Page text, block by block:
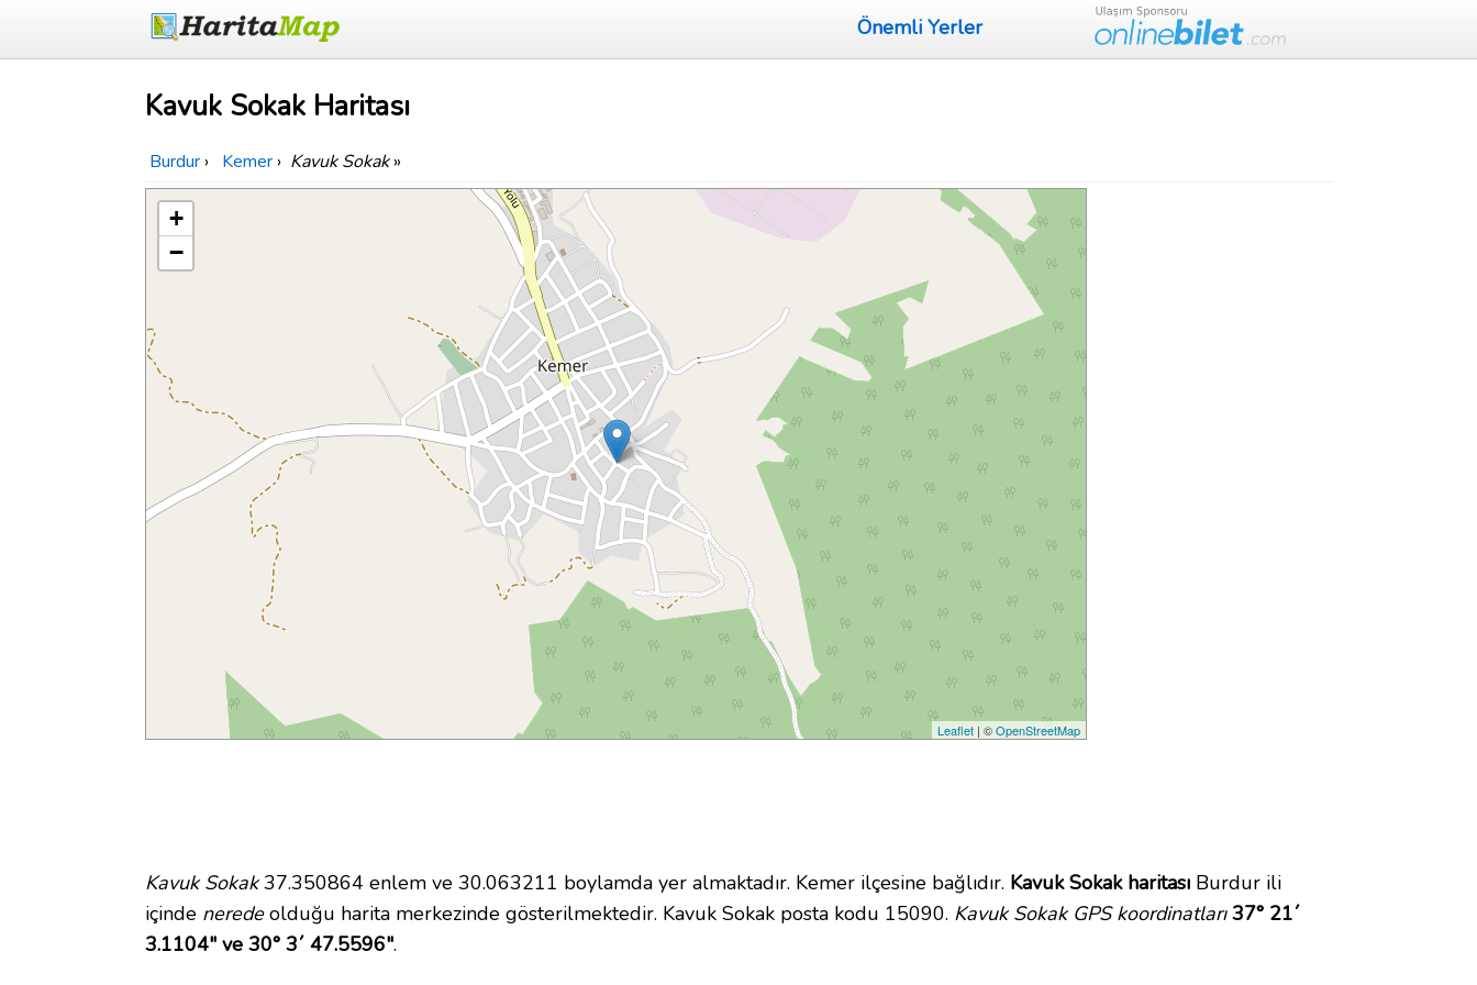
Önemli Yerler
Kavuk Sokak Haritası
Burdur › Kemer › Kavuk Sokak»
+
−
Leaflet | ©OpenStreetMap
Kavuk Sokak37.350864 enlem ve 30.063211 boylamda yer almaktadır. Kemer ilçesine bağlıdır. Kavuk Sokak haritası Burdur ili
içinde neredeolduğu harita merkezinde gösterilmektedir. Kavuk Sokak posta kodu 15090. Kavuk Sokak GPS koordinatları 37° 21´
3.1104" ve 30° 3´ 47.5596".